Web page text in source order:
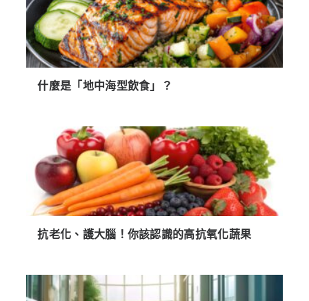
什麼是「地中海型飲食」？
抗老化、護大腦！你該認識的高抗氧化蔬果